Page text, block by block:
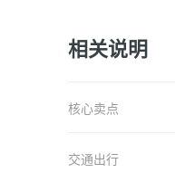
相关说明
核心卖点
交通出行